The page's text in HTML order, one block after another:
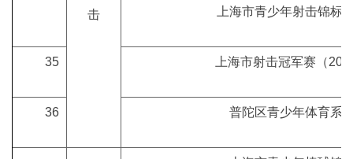
击
上海市青少年射击锦标
35 上海市射击冠军赛（
36 普陀区青少年体育系